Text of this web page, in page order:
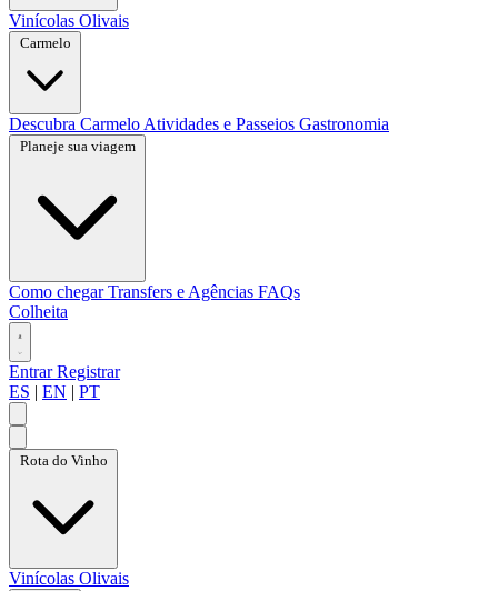
Vinícolas Olivais
Carmelo
Descubra Carmelo Atividades e Passeios Gastronomia
Planeje sua viagem
Como chegarTransfers e Agências FAQs
Colheita
EntrarRegistrar
ES | EN | PT
Rota do Vinho
Vinícolas Olivais